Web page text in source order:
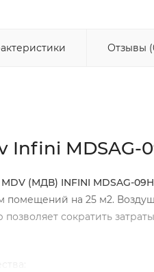
Отзывы
Infini MDSAG-
MDV (МДВ) INFINI MDSAG-
помещений на 25 м2.
сократить